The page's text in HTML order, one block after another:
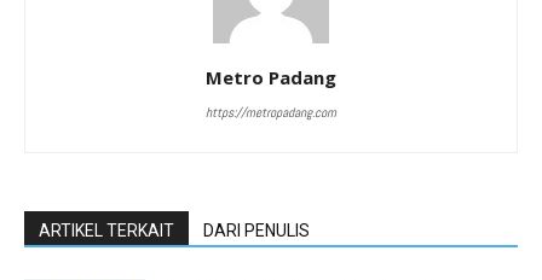
Metro Padang
https://metropadang.com
ARTIKEL TERKAIT DARI PENULIS